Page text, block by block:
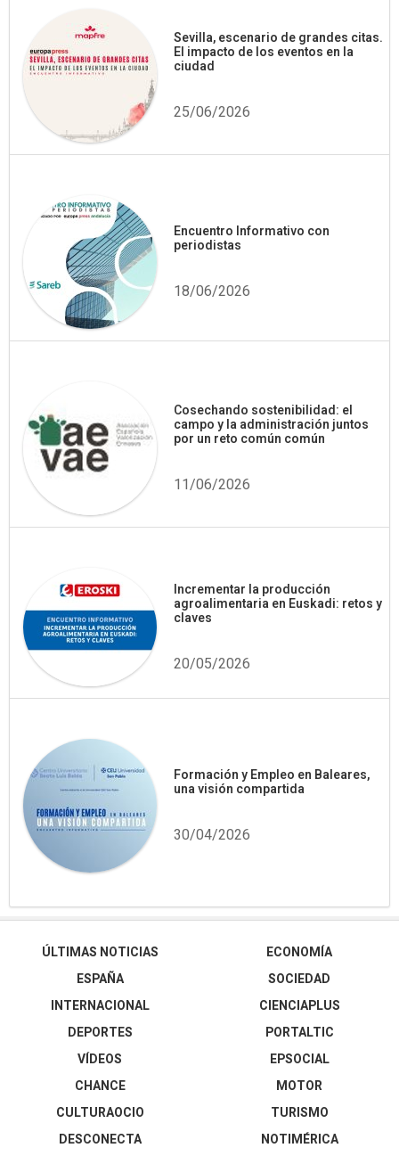
Sevilla, escenario de grandes citas.
El impacto de los eventos en la
ciudad
25/06/2026
Encuentro Informativo con
periodistas
18/06/2026
Cosechando sostenibilidad: el
campo y la administración juntos
por un reto común común
11/06/2026
Incrementar la producción
agroalimentaria en Euskadi: retos y
claves
20/05/2026
Formación y Empleo en Baleares,
una visión compartida
30/04/2026
ÚLTIMAS NOTICIAS
ESPAÑA
INTERNACIONAL
DEPORTES
VÍDEOS
ECONOMÍA
SOCIEDAD
CIENCIAPLUS
PORTALTIC
EPSOCIAL
CHANCE
CULTURAOCIO
DESCONECTA
MOTOR
TURISMO
NOTIMÉRICA